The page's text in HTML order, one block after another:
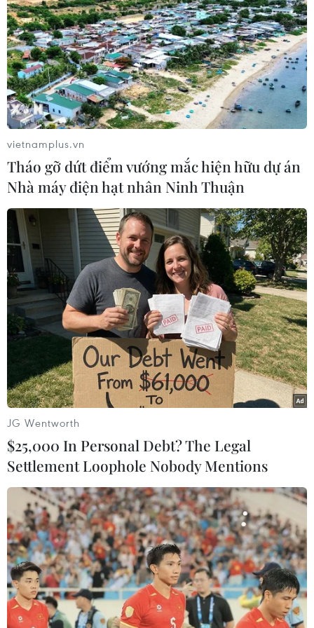
Nga sẽ khôi phục thế cân bằng chiến lược
sau khi Mỹ rút khỏi INF
20/11/2018 11:38
Người phát ngôn Điện Kremlin Dmitry Peskov ngày 20/11
tuyên bố Nga sẽ hành động để khôi phục thế cân bằng
chiến lược giữa các lực lượng vũ trang nếu Mỹ rút khỏi
INF.
Nga cảnh báo có thể triển khai tên lửa trên
lãnh thổ đồng minh
vietnamplus.vn
Tháo gỡ dứt điểm vướng mắc hiện hữu dự án
Nhà máy điện hạt nhân Ninh Thuận
JG Wentworth
$25,000 In Personal Debt? The Legal
Settlement Loophole Nobody Mentions